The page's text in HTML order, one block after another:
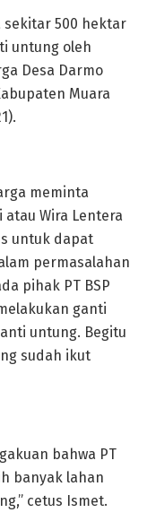
sekitar 500 hektar
untung oleh
Desa Darmo
Muara
meminta
atau Wira Lentera
untuk dapat
permasalahan
pihak PT BSP
ganti
untung. Begitu
sudah ikut
bahwa PT
banyak lahan
cetus Ismet.